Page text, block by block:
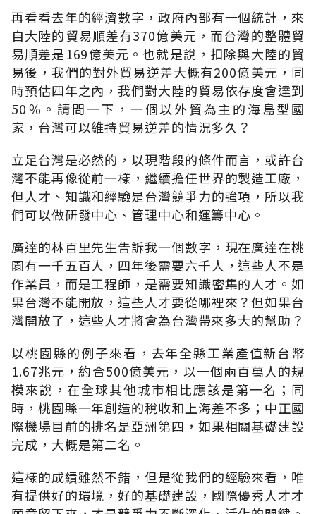
再看看去年的經濟數字，政府內部有一個統計，來
自大陸的貿易順差有370億美元，而台灣的整體貿
易順差是169億美元。也就是說，扣除與大陸的貿
易後，我們的對外貿易逆差大概有200億美元，同
時預估四年之內，我們對大陸的貿易依存度會達到
50％。請問一下，一個以外貿為主的海島型國
家，台灣可以維持貿易逆差的情況多久？
立足台灣是必然的，以現階段的條件而言，或許台
灣不能再像從前一樣，繼續擔任世界的製造工廠，
但人才、知識和經驗是台灣競爭力的強項，所以我
們可以做研發中心、管理中心和運籌中心。
廣達的林百里先生告訴我一個數字，現在廣達在桃
園有一千五百人，四年後需要六千人，這些人不是
作業員，而是工程師，是需要知識密集的人才。如
果台灣不能開放，這些人才要從哪裡來？但如果台
灣開放了，這些人才將會為台灣帶來多大的幫助？
以桃園縣的例子來看，去年全縣工業產值新台幣
1.67兆元，約合500億美元，以一個兩百萬人的規
模來說，在全球其他城市相比應該是第一名；同
時，桃園縣一年創造的稅收和上海差不多；中正國
際機場目前的排名是亞洲第四，如果相關基礎建設
完成，大概是第二名。
這樣的成績雖然不錯，但是從我們的經驗來看，唯
有提供好的環境，好的基礎建設，國際優秀人才才